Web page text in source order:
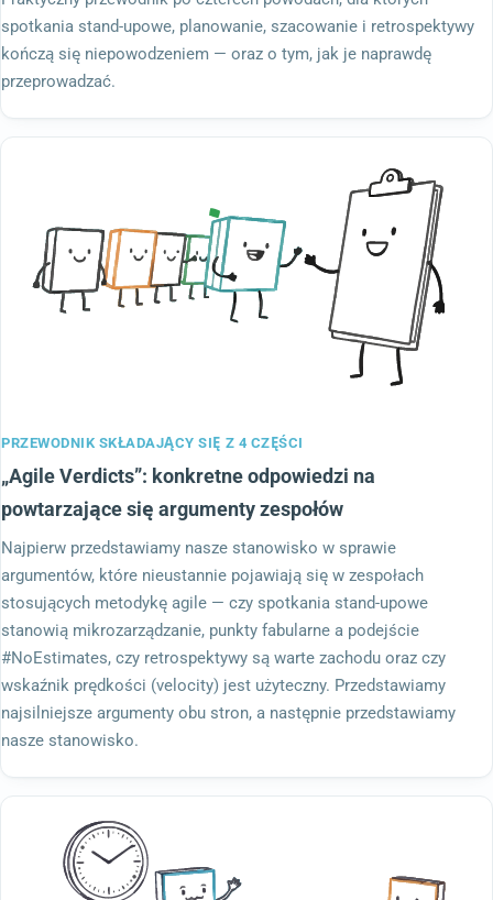
spotkania stand-upowe, planowanie, szacowanie i retrospektywy
kończą się niepowodzeniem — oraz o tym, jak je naprawdę
przeprowadzać.
PRZEWODNIK SKŁADAJĄCY SIĘ Z 4 CZĘŚCI
„Agile Verdicts”: konkretne odpowiedzi na
powtarzające się argumenty zespołów
Najpierw przedstawiamy nasze stanowisko w sprawie
argumentów, które nieustannie pojawiają się w zespołach
stosujących metodykę agile — czy spotkania stand-upowe
stanowią mikrozarządzanie, punkty fabularne a podejście
#NoEstimates, czy retrospektywy są warte zachodu oraz czy
wskaźnik prędkości (velocity) jest użyteczny. Przedstawiamy
najsilniejsze argumenty obu stron, a następnie przedstawiamy
nasze stanowisko.